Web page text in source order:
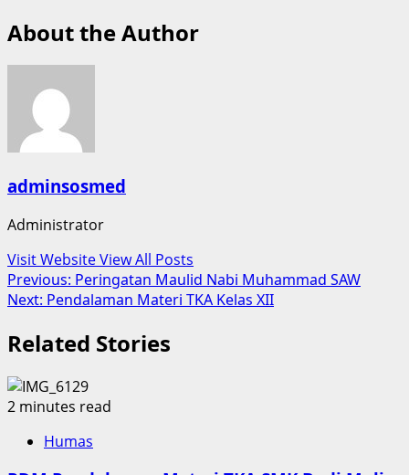
About the Author
adminsosmed
Administrator
Visit WebsiteView All Posts
Post
navigation
Previous: Peringatan Maulid Nabi Muhammad SAW
Next: Pendalaman Materi TKA Kelas XII
Related Stories
2 minutes read
Humas